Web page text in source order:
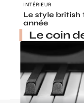
INTÉRIEUR
Le style british
année
Le coin